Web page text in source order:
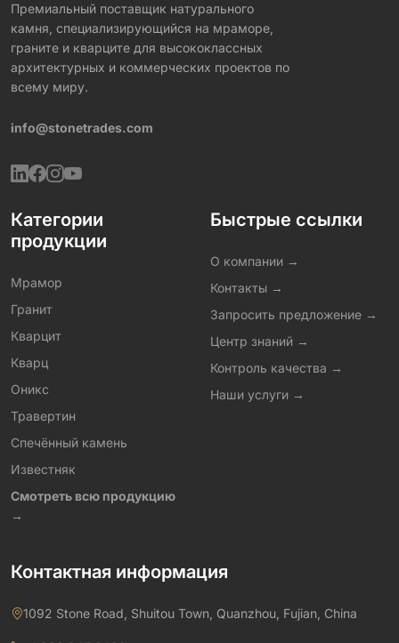
Премиальный поставщик натурального
камня, специализирующийся на мраморе,
граните и кварците для высококлассных
архитектурных и коммерческих проектов по
всему миру.
info@stonetrades.com
Категории
продукции
Мрамор
Гранит
Кварцит
Кварц
Оникс
Травертин
Спечённый камень
Известняк
Смотреть всю продукцию
→
Быстрые ссылки
О компании →
Контакты →
Запросить предложение →
Центр знаний →
Контроль качества →
Наши услуги →
Контактная информация
1092 Stone Road, Shuitou Town, Quanzhou, Fujian, China